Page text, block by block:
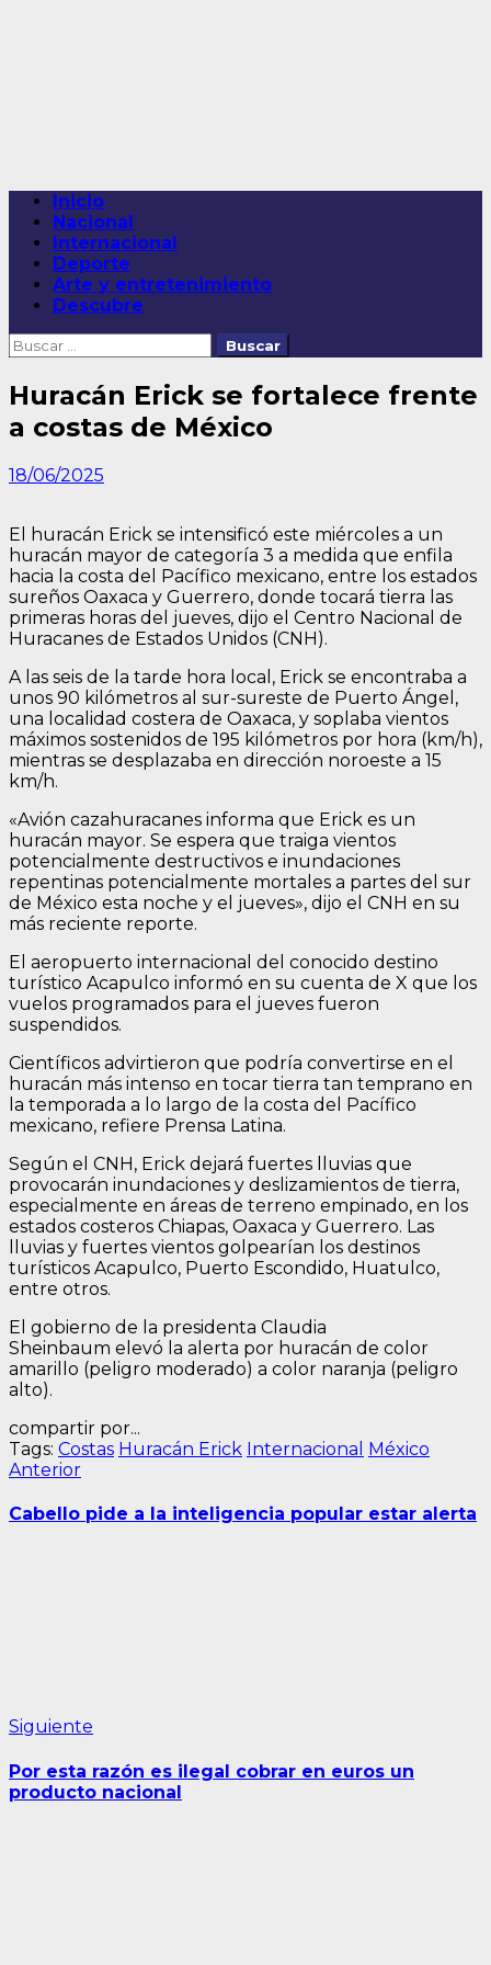
Menú
principal
Inicio
Nacional
Internacional
Deporte
Arte y entretenimiento
Descubre
Buscar:
Huracán Erick se fortalece frente
a costas de México
18/06/2025
El huracán Erick se intensificó este miércoles a un
huracán mayor de categoría 3 a medida que enfila
hacia la costa del Pacífico mexicano, entre los estados
sureños Oaxaca y Guerrero, donde tocará tierra las
primeras horas del jueves, dijo el Centro Nacional de
Huracanes de Estados Unidos (CNH).
A las seis de la tarde hora local, Erick se encontraba a
unos 90 kilómetros al sur-sureste de Puerto Ángel,
una localidad costera de Oaxaca, y soplaba vientos
máximos sostenidos de 195 kilómetros por hora (km/h),
mientras se desplazaba en dirección noroeste a 15
km/h.
«Avión cazahuracanes informa que Erick es un
huracán mayor. Se espera que traiga vientos
potencialmente destructivos e inundaciones
repentinas potencialmente mortales a partes del sur
de México esta noche y el jueves», dijo el CNH en su
más reciente reporte.
El aeropuerto internacional del conocido destino
turístico Acapulco informó en su cuenta de X que los
vuelos programados para el jueves fueron
suspendidos.
Científicos advirtieron que podría convertirse en el
huracán más intenso en tocar tierra tan temprano en
la temporada a lo largo de la costa del Pacífico
mexicano, refiere Prensa Latina.
Según el CNH, Erick dejará fuertes lluvias que
provocarán inundaciones y deslizamientos de tierra,
especialmente en áreas de terreno empinado, en los
estados costeros Chiapas, Oaxaca y Guerrero. Las
lluvias y fuertes vientos golpearían los destinos
turísticos Acapulco, Puerto Escondido, Huatulco,
entre otros.
El gobierno de la presidenta Claudia
Sheinbaum elevó la alerta por huracán de color
amarillo (peligro moderado) a color naranja (peligro
alto).
compartir por...
Tags: Costas Huracán Erick Internacional México
Navegación
de
AnteriorEntrada
Cabello pide a la inteligencia popular estar alerta
Siguiente
Por esta razón es ilegal cobrar en euros un
producto nacional